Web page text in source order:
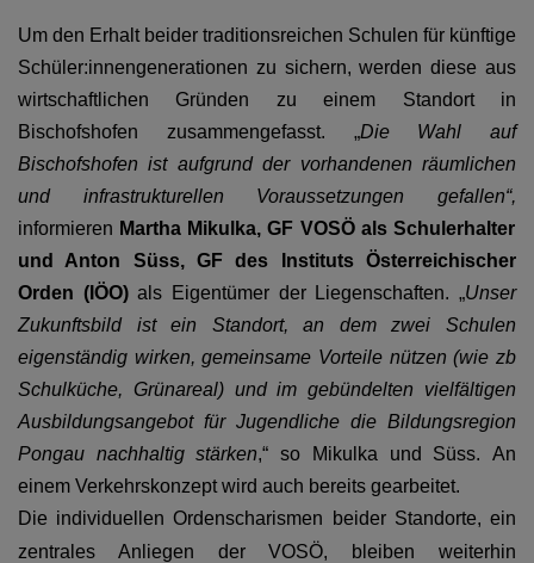
Religionslehrerinnen und
Religionslehrer
Um den Erhalt beider traditionsreichen Schulen für künftige
Schüler:innengenerationen zu sichern, werden diese aus
wirtschaftlichen Gründen zu einem Standort in
Bischofshofen zusammengefasst. „Die Wahl auf
Bischofshofen ist aufgrund der vorhandenen räumlichen
und infrastrukturellen Voraussetzungen gefallen“,
informieren Martha Mikulka, GF VOSÖ als Schulerhalter
und Anton Süss, GF des Instituts Österreichischer
Orden (IÖO)als Eigentümer der Liegenschaften. „Unser
Zukunftsbild ist ein Standort, an dem zwei Schulen
eigenständig wirken, gemeinsame Vorteile nützen (wie zb
Schulküche, Grünareal) und im gebündelten vielfältigen
Ausbildungsangebot für Jugendliche die Bildungsregion
Pongau nachhaltig stärken,“ so Mikulka und Süss.
An
einem Verkehrskonzept wird auch bereits gearbeitet.
Die individuellen Ordenscharismen beider Standorte, ein
zentrales Anliegen der VOSÖ, bleiben weiterhin